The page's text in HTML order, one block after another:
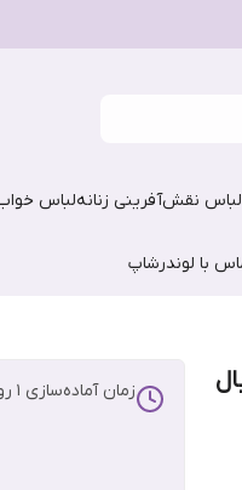
نقش‌آفرینی زنانهلباس
با لوندرشاپ
زمان آماده‌سازی 1